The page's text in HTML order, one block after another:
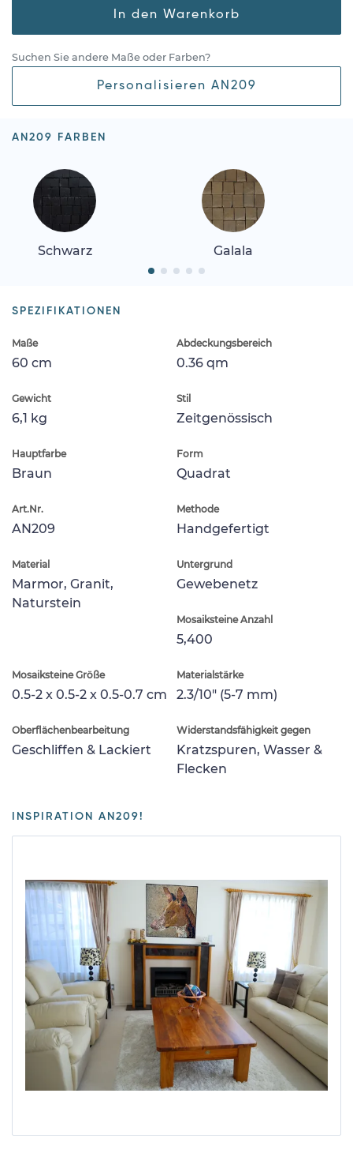
In den Warenkorb
Suchen Sie andere Maße oder Farben?
Personalisieren AN209
AN209 FARBEN
Schwarz Galala
SPEZIFIKATIONEN
Maße
60 cm
Abdeckungsbereich
0.36 qm
Gewicht
6,1 kg
Stil
Zeitgenössisch
Hauptfarbe
Braun
Form
Quadrat
Art.Nr.
AN209
Methode
Handgefertigt
Material
Marmor, Granit,
Naturstein
Untergrund
Gewebenetz
Mosaiksteine Anzahl
5,400
Mosaiksteine Größe
0.5-2 x 0.5-2 x 0.5-0.7 cm
Materialstärke
2.3/10" (5-7 mm)
Oberflächenbearbeitung
Geschliffen & Lackiert
Widerstandsfähigkeit gegen
Kratzspuren, Wasser &
Flecken
INSPIRATION AN209!